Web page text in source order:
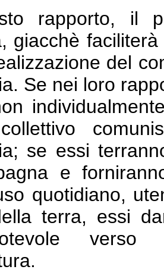
rapporto, il
giacchè faciliterà
del
Se nei loro
se essi
e
quotidiano,
terra, essi
verso